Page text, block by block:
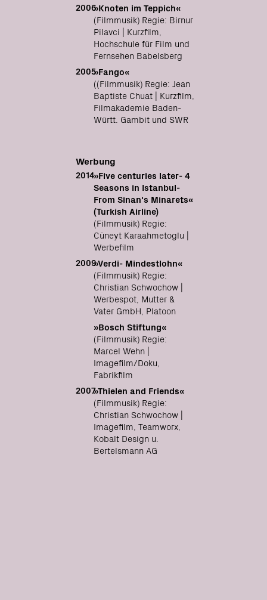
2006»Knoten im Teppich«
(Filmmusik) Regie: Birnur
Pilavci | Kurzfilm,
Hochschule für Film und
Fernsehen Babelsberg
2005»Fango«
((Filmmusik) Regie: Jean
Baptiste Chuat | Kurzfilm,
Filmakademie Baden-
Württ. Gambit und SWR
Werbung
2014»Five centuries later- 4
Seasons in Istanbul-
From Sinan's Minarets«
(Turkish Airline)
(Filmmusik) Regie:
Cüneyt Karaahmetoglu |
Werbefilm
2009»Verdi- Mindestlohn«
(Filmmusik) Regie:
Christian Schwochow |
Werbespot, Mutter &
Vater GmbH, Platoon
»Bosch Stiftung«
(Filmmusik) Regie:
Marcel Wehn |
Imagefilm/Doku,
Fabrikfilm
2007»Thielen and Friends«
(Filmmusik) Regie:
Christian Schwochow |
Imagefilm, Teamworx,
Kobalt Design u.
Bertelsmann AG